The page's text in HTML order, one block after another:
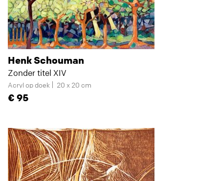
Henk Schouman
Zonder titel XIV
Acryl op doek 20 x 20 cm
95